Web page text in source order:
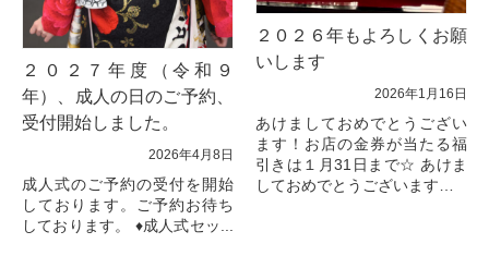
２０２７年度（令和９
年）、成人の日のご予約、
受付開始しました。
2026年4月8日
成人式のご予約の受付を開始
しております。ご予約お待ち
しております。 ♦成人式セッ...
２０２６年もよろしくお願
いします
2026年1月16日
あけましておめでとうござい
ます！お店の金券が当たる福
引きは１月31日まで☆ あけま
しておめでとうございます。